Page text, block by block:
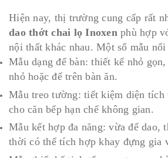
Hiện nay, thị trường cung cấp rất
dao thớt chai lọ Inoxen phù hợp
nội thất khác nhau. Một số mẫu
Mẫu dạng để bàn: thiết kế nhỏ
nhỏ hoặc để trên bàn ăn.
Mẫu treo tường: tiết kiệm diện tích
cho căn bếp hạn chế không gian.
Mẫu kết hợp đa năng: vừa để dao,
thời có thể tích hợp khay đựng gia